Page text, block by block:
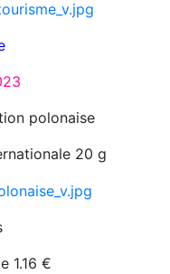
polonaise
20 g
1.16 €